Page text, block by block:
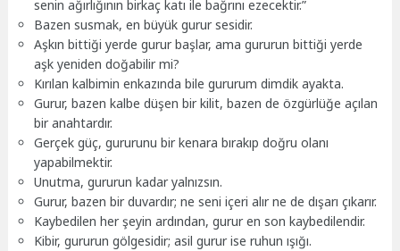
senin ağırlığının birkaç katı ile bağrını ezecektir.”
Bazen susmak, en büyük gurur sesidir.
Aşkın bittiği yerde gurur başlar, ama gururun bittiği yerde
aşk yeniden doğabilir mi?
Kırılan kalbimin enkazında bile gururum dimdik ayakta.
Gurur, bazen kalbe düşen bir kilit, bazen de özgürlüğe açılan
bir anahtardır.
Gerçek güç, gururunu bir kenara bırakıp doğru olanı
yapabilmektir.
Unutma, gururun kadar yalnızsın.
Gurur, bazen bir duvardır; ne seni içeri alır ne de dışarı çıkarır.
Kaybedilen her şeyin ardından, gurur en son kaybedilendir.
Kibir, gururun gölgesidir; asil gurur ise ruhun ışığı.